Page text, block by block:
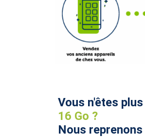
Vous n'êtes
16 Go ?
Nous